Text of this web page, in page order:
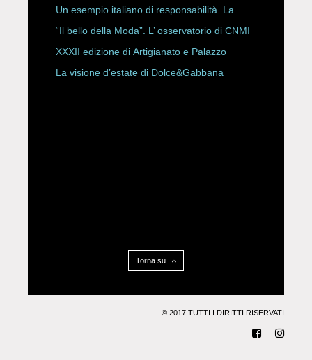
Un esempio italiano di responsabilità. La
Rete Slow Fiber
“Il bello della Moda”. L’ osservatorio di CNMI
XXXII edizione di Artigianato e Palazzo
La visione d’estate di Dolce&Gabbana
Torna su
© 2017 TUTTI I DIRITTI RISERVATI